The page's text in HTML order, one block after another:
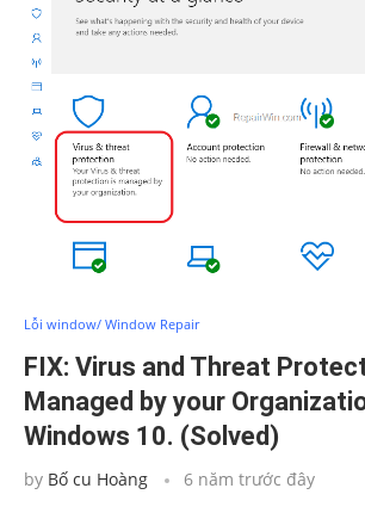
Lỗi window/ Window Repair
FIX: Virus and Threat
Managed by your
Windows 10. (Solved)
by Bố cu Hoàng 6 năm trước đây